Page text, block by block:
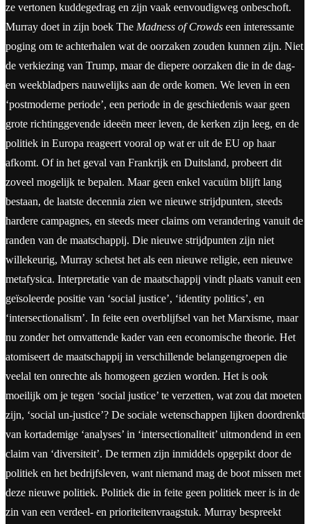
ze vertonen kuddegedrag en zijn vaak eenvoudigweg onbeschoft.
Murray doet in zijn boek The Madness of Crowds een interessante
poging om te achterhalen wat de oorzaken zouden kunnen zijn. Niet
de verkiezing van Trump, maar de diepere oorzaken die in de dag-
en weekbladpers nauwelijks aan de orde komen. We leven in een
‘postmoderne periode’, een periode in de geschiedenis waar geen
grote richtinggevende ideeën meer leven, de kerken zijn leeg, en de
politiek in Europa reageert vooral op wat er uit de EU op haar
afkomt. Of in het geval van Frankrijk en Duitsland, probeert dit
zoveel mogelijk te bepalen. Maar geen enkel vacuüm blijft lang
bestaan, de laatste decennia zien we nieuwe strijdpunten, steeds
hardere campagnes, en steeds meer claims om verandering vanuit de
randen van de maatschappij. Die nieuwe strijdpunten zijn niet
willekeurig, Murray schetst het als een nieuwe religie, een nieuwe
metafysica. Interpretatie van de maatschappij vindt plaats vanuit een
geïsoleerde positie van ‘social justice’, ‘identity politics’, en
‘intersectionalism’. In feite een overblijfsel van het Marxisme, maar
nu zonder het omvattende kader van een economische theorie. Het
atomiseert de maatschappij in verschillende belangengroepen die
veelal ten onrechte als homogeen gezien worden. Het is ook
moeilijk om je tegen ‘social justice’ te verzetten, wat zou dat moeten
zijn, ‘social un-justice’? De sociale wetenschappen lijken doordrenkt
van kortademige ‘analyses’ in ‘intersectionaliteit’ uitmondend in een
claim van ‘diversiteit’. De termen zijn inmiddels opgepikt door de
politiek en het bedrijfsleven, want niemand mag de boot missen met
deze nieuwe politiek. Politiek die in feite geen politiek meer is in de
zin van een verdeel- en prioriteitenvraagstuk. Murray bespreekt